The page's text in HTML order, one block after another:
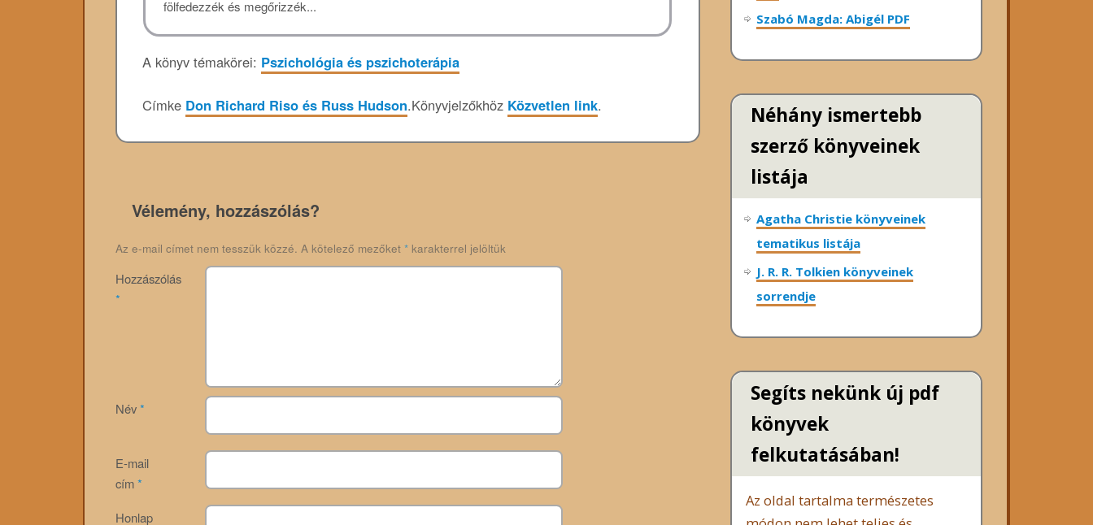
fölfedezzék és megőrizzék...
A könyv témakörei: Pszichológia és pszichoterápia
Címke Don Richard Riso és Russ Hudson.Könyvjelzőkhöz Közvetlen link.
Vélemény, hozzászólás?
Az e-mail címet nem tesszük közzé. A kötelező mezőket *karakterrel jelöltük
Hozzászólás
*
Név*
E-mail
cím*
Honlap
Szabó Magda: Abigél PDF
Néhány ismertebb
szerző könyveinek
listája
Agatha Christie könyveinek
tematikus listája
J. R. R. Tolkien könyveinek
sorrendje
Segíts nekünk új pdf
könyvek
felkutatásában!
Az oldal tartalma természetes